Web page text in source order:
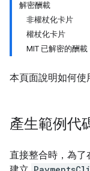
解密酬載
非權杖化卡片
權杖化卡片
MIT 已解密的酬載
本頁面說明如何使
產生範例代
直接整合時，為了